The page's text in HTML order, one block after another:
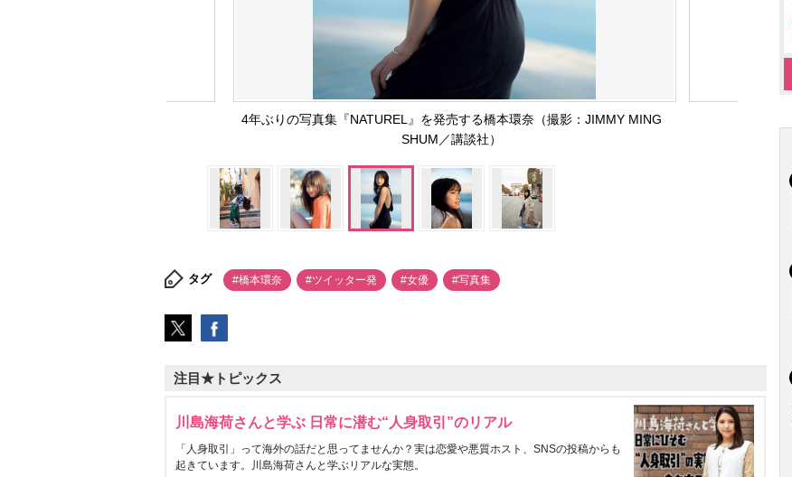
4年ぶりの写真集『NATUREL』を発売する橋本環奈（撮影：JIMMY MING
SHUM／講談社）
タグ #橋本環奈 #ツイッター発 #女優 #写真集
注目★トピックス
川島海荷さんと学ぶ 日常に潜む“人身取引”のリアル
「人身取引」って海外の話だと思ってませんか？実は恋愛や悪質ホスト、SNSの投稿からも
起きています。川島海荷さんと学ぶリアルな実態。